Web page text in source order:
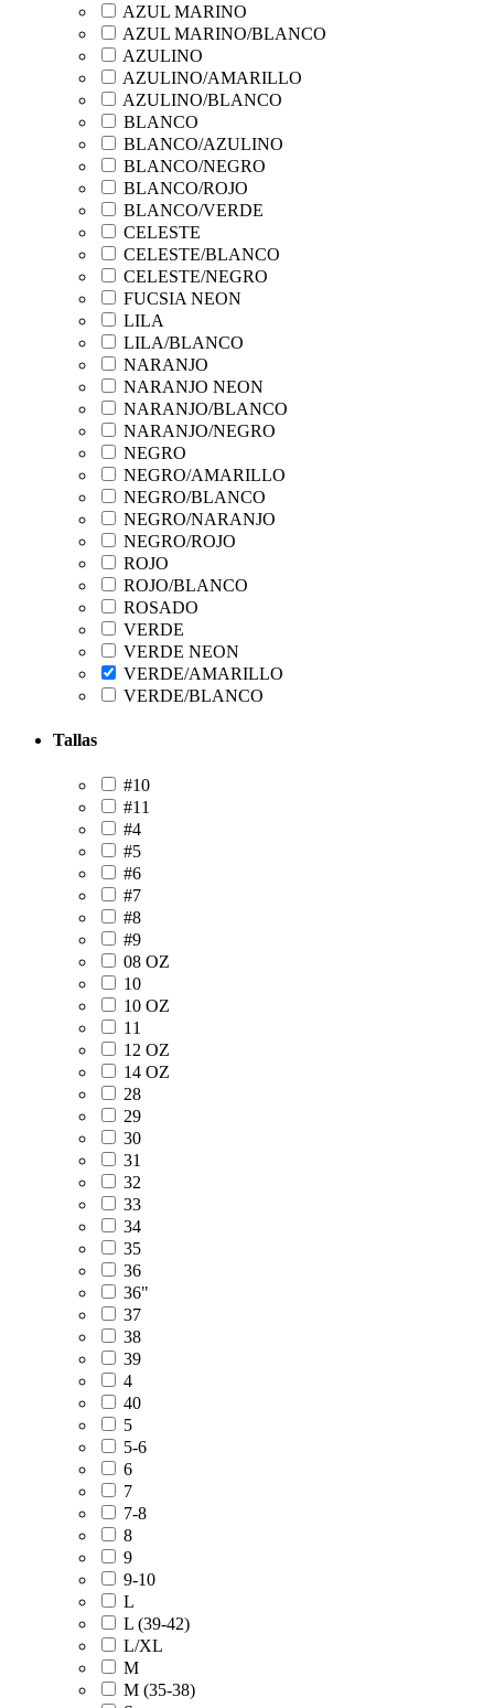
AZUL MARINO
AZUL MARINO/BLANCO
AZULINO
AZULINO/AMARILLO
AZULINO/BLANCO
BLANCO
BLANCO/AZULINO
BLANCO/NEGRO
BLANCO/ROJO
BLANCO/VERDE
CELESTE
CELESTE/BLANCO
CELESTE/NEGRO
FUCSIA NEON
LILA
LILA/BLANCO
NARANJO
NARANJO NEON
NARANJO/BLANCO
NARANJO/NEGRO
NEGRO
NEGRO/AMARILLO
NEGRO/BLANCO
NEGRO/NARANJO
NEGRO/ROJO
ROJO
ROJO/BLANCO
ROSADO
VERDE
VERDE NEON
VERDE/AMARILLO
VERDE/BLANCO
Tallas
#10
#11
#4
#5
#6
#7
#8
#9
08 OZ
10
10 OZ
11
12 OZ
14 OZ
28
29
30
31
32
33
34
35
36
36"
37
38
39
4
40
5
5-6
6
7
7-8
8
9
9-10
L
L (39-42)
L/XL
M
M (35-38)